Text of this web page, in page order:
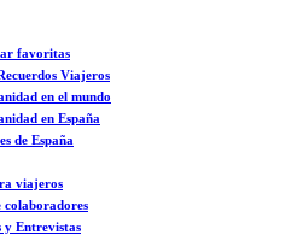
favoritas
Viajeros
en el mundo
en España
de España
viajeros
colaboradores
y Entrevistas